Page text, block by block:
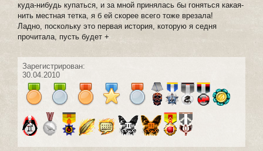
куда-нибудь купаться, и за мной принялась бы гоняться какая-
нить местная тетка, я б ей скорее всего тоже врезала!
Ладно, поскольку это первая история, которую я седня
прочитала, пусть будет +
Зарегистрирован:
30.04.2010